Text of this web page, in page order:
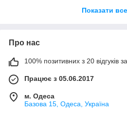
супроводжується перекусами і
сповіщати рибалок про фактичне
видобуток. Добре, що не доведеться
перегляд футболу.
Ринок снастей і приладів для
Показати все
Про нас
100% позитивних з 20 відгуків
Працює з 05.06.2017
м. Одеса
Базова 15, Одеса, Україна